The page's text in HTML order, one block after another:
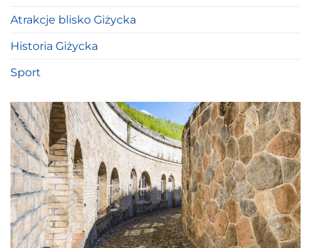
Atrakcje blisko Giżycka
Historia Giżycka
Sport